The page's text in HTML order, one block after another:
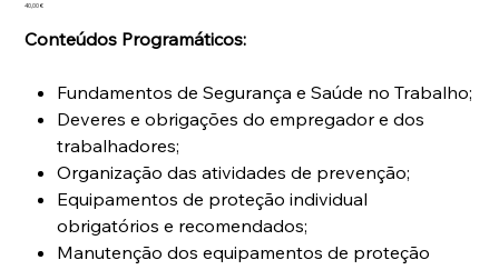
Preço
40,00 €
Conteúdos Programáticos:
Fundamentos de Segurança e Saúde no Trabalho;
Deveres e obrigações do empregador e dos
trabalhadores;
Organização das atividades de prevenção;
Equipamentos de proteção individual
obrigatórios e recomendados;
Manutenção dos equipamentos de proteção